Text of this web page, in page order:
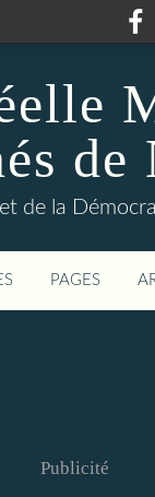
de
de la
PAGES
Publicité